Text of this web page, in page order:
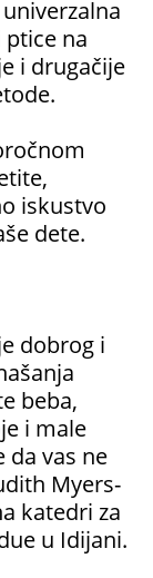
na
i drugačije
iskustvo
dete.
dobrog i
beba,
i male
da vas ne
Myers-
katedri za
u Idijani.